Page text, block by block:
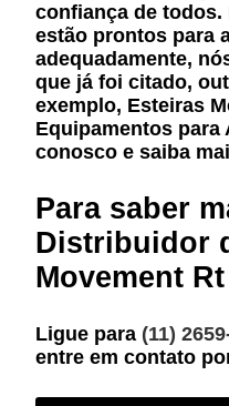
confiança de
estão prontos para
adequadamente,
que já foi citado,
exemplo, Esteiras
Equipamentos para
conosco e saiba
Para saber
Distribuidor
Movement
Ligue para (11)
entre em contato